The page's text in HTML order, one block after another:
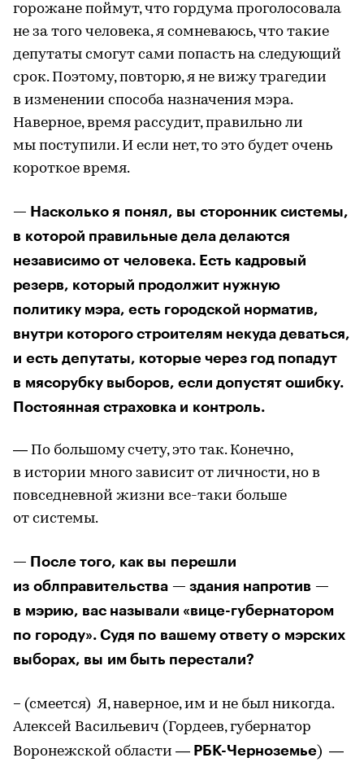
горожане поймут, что гордума проголосовала
не за того человека, я сомневаюсь, что такие
депутаты смогут сами попасть на следующий
срок. Поэтому, повторю, я не вижу трагедии
в изменении способа назначения мэра.
Наверное, время рассудит, правильно ли
мы поступили. И если нет, то это будет очень
короткое время.
— Насколько я понял, вы сторонник системы,
в которой правильные дела делаются
независимо от человека. Есть кадровый
резерв, который продолжит нужную
политику мэра, есть городской норматив,
внутри которого строителям некуда деваться,
и есть депутаты, которые через год попадут
в мясорубку выборов, если допустят ошибку.
Постоянная страховка и контроль.
— По большому счету, это так. Конечно,
в истории много зависит от личности, но в
повседневной жизни все-таки больше
от системы.
— После того, как вы перешли
из облправительства — здания напротив —
в мэрию, вас называли «вице-губернатором
по городу». Судя по вашему ответу о мэрских
выборах, вы им быть перестали?
– (смеется) Я, наверное, им и не был никогда.
Алексей Васильевич (Гордеев, губернатор
Воронежской области — РБК-Черноземье) —